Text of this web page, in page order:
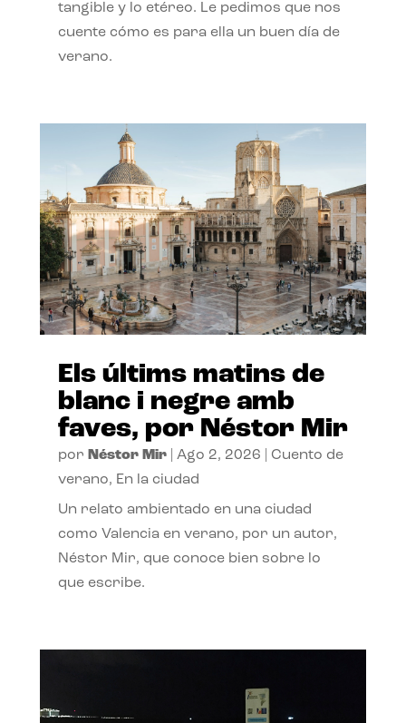
tangible y lo etéreo. Le pedimos que nos
cuente cómo es para ella un buen día de
verano.
Els últims matins de
blanc i negre amb
faves, por Néstor Mir
por Néstor Mir| Ago 2, 2026
Cuento de
verano, En la ciudad
Un relato ambientado en una ciudad
como Valencia en verano, por un autor,
Néstor Mir, que conoce bien sobre lo
que escribe.